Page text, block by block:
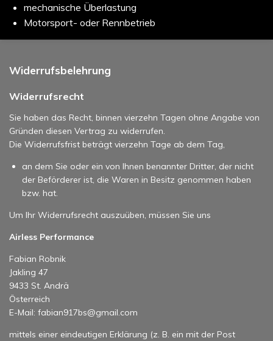
mechanische Überlastung
Motorsport- oder Rennbetrieb
Widerrufsbelehrung
Widerrufsrecht
Sie haben das Recht, binnen vierzehn Tagen ohne Angabe von
Gründen diesen Vertrag zu widerrufen.
Die Widerrufsfrist beträgt vierzehn Tage ab dem Tag,
an dem Sie oder ein von Ihnen benannter Dritter, der nicht
der Beförderer ist, die Waren in Besitz genommen haben
bzw. hat.
Um Ihr Widerrufsrecht auszuüben, müssen Sie uns
Airless Performance
Fabian Robnik
Jakling 47
9433 St. Andrä
Österreich
E-Mail: fabian917bs@gmail.com
mittels einer eindeutigen Erklärung (z. B. ein mit der Post